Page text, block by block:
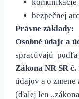
komunikácie
bezpečnej
Právne základy:
Osobné údaje a
spracúvajú podľa
Zákona NR SR č.
údajov a o
(ďalej len